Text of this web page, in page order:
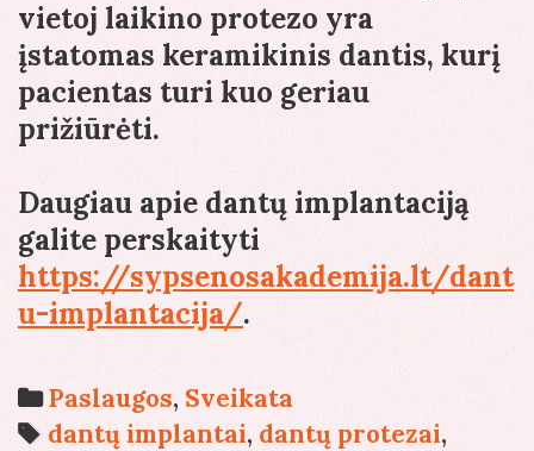
vietoj laikino protezo yra
įstatomas keramikinis dantis, kurį
pacientas turi kuo geriau
prižiūrėti.
Daugiau apie dantų implantaciją
galite perskaityti
https://sypsenosakademija.lt/dant
u-implantacija/.
Categories
Paslaugos, Sveikata
Tags
dantų implantai, dantų protezai,